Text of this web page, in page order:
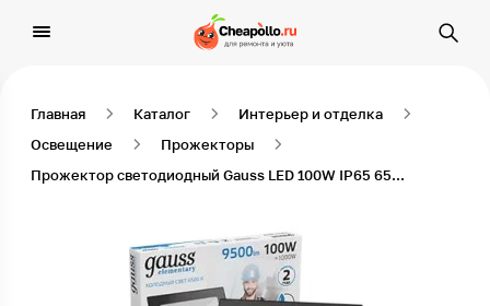
Главная Каталог
Интерьер и отделка
Освещение
Прожекторы
Прожектор светодиодный Gauss LED 100W IP65 6500К черный 1/14